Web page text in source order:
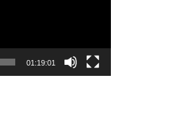
01:19:01